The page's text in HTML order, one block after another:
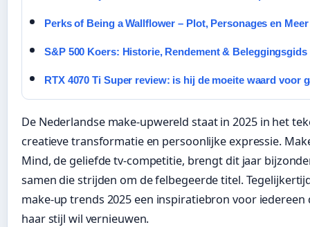
Perks of Being a Wallflower – Plot, Personages en Meer
S&P 500 Koers: Historie, Rendement & Beleggingsgids
RTX 4070 Ti Super review: is hij de moeite waard voor
De Nederlandse make-upwereld staat in 2025 in het
creatieve transformatie en persoonlijke expressie.
Mind, de geliefde tv-competitie, brengt dit jaar
samen die strijden om de felbegeerde titel.
make-up trends 2025 een inspiratiebron voor iedereen
haar stijl wil vernieuwen.